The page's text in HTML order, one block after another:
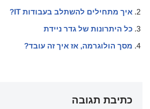
איך מתחילים להשתלב בעבודות IT?
כל היתרונות של גדר ניידת
מסך הולוגרמה, אז איך זה עובד?
כתיבת תגובה